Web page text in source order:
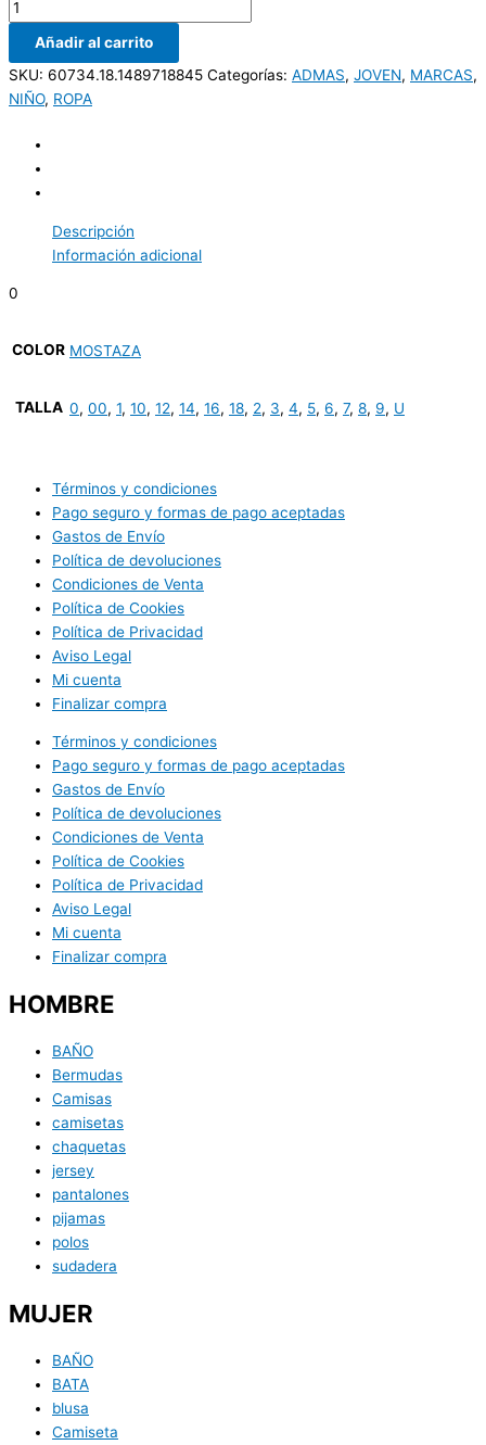
Añadir al carrito
SKU: 60734.18.1489718845 Categorías: ADMAS, JOVEN, MARCAS,
NIÑO, ROPA
Descripción
Información adicional
0
COLOR MOSTAZA
TALLA 0, 00, 1, 10, 12, 14, 16, 18, 2, 3, 4, 5, 6, 7, 8, 9, U
Términos y condiciones
Pago seguro y formas de pago aceptadas
Gastos de Envío
Política de devoluciones
Condiciones de Venta
Política de Cookies
Política de Privacidad
Aviso Legal
Mi cuenta
Finalizar compra
Términos y condiciones
Pago seguro y formas de pago aceptadas
Gastos de Envío
Política de devoluciones
Condiciones de Venta
Política de Cookies
Política de Privacidad
Aviso Legal
Mi cuenta
Finalizar compra
HOMBRE
BAÑO
Bermudas
Camisas
camisetas
chaquetas
jersey
pantalones
pijamas
polos
sudadera
MUJER
BAÑO
BATA
blusa
Camiseta